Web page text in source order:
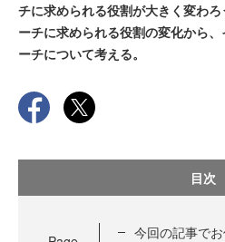
チに求められる役割が大きく変わ
ーチに求められる役割の変化から
ーチについて考える。
目次
今回の記事で